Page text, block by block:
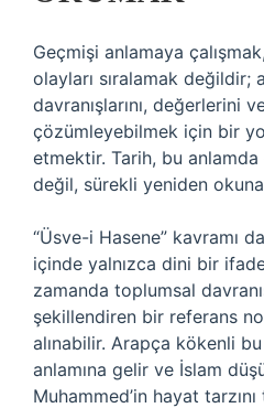
Geçmişi anlamaya
olayları sıralamak değildir;
davranışlarını, değerlerini
çözümleyebilmek için bir
etmektir. Tarih, bu anlamda
değil, sürekli yeniden
“Üsve-i Hasene” kavramı
içinde yalnızca dini bir
zamanda toplumsal
şekillendiren bir referans
alınabilir. Arapça kökenli
anlamına gelir ve İslam
Muhammed’in hayat